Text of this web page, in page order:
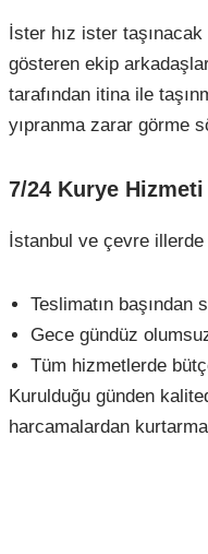
İster hız ister
gösteren ekip
tarafından itina ile
yıpranma zarar görme
7/24 Kurye Hizmeti
İstanbul ve çevre
Teslimatın
Gece gündüz
Tüm hizmetlerde
Kurulduğu günden
harcamalardan